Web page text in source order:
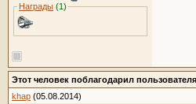
Награды (1)
Этот человек поблагодарил
khap (05.08.2014)